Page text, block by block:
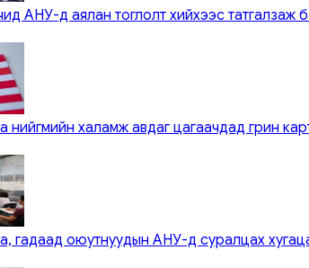
АНУ-д аялан тоглолт хийхээс татгалзаж
нийгмийн халамж авдаг цагаачдад грин
гадаад оюутнуудын АНУ-д суралцах